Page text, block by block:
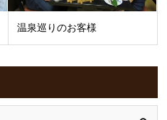
温泉巡りのお客様